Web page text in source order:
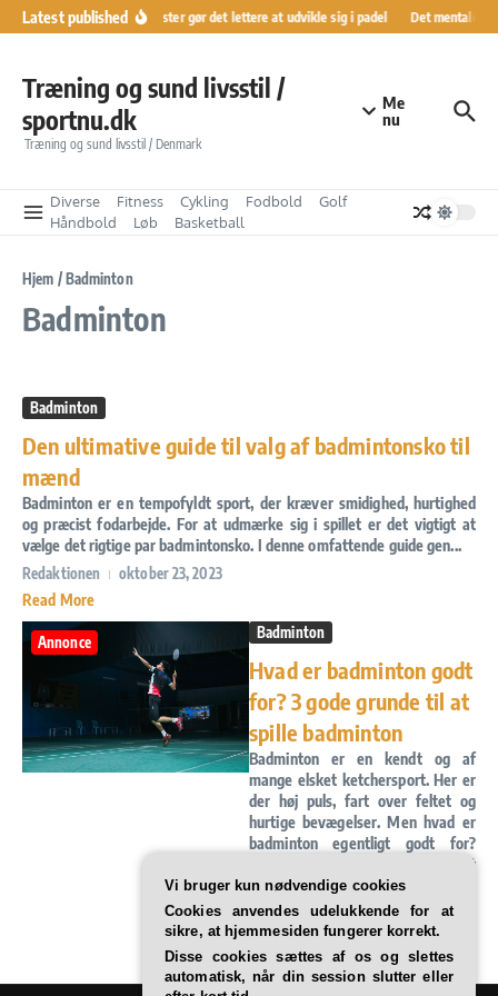
Fortsæt til indhold
Latest published Ranglister gør det lettere at udvikle sig i padel Det mentale
Træning og sund livsstil /
sportnu.dk
Træning og sund livsstil / Denmark
Me
nu
Diverse Fitness Cykling Fodbold
Golf
Håndbold
Løb Basketball
Hjem / Badminton
Badminton
Badminton
Den ultimative guide til valg af badmintonsko til
mænd
Badminton er en tempofyldt sport, der kræver smidighed, hurtighed
og præcist fodarbejde. For at udmærke sig i spillet er det vigtigt at
vælge det rigtige par badmintonsko. I denne omfattende guide gen...
Redaktionen oktober 23, 2023
Read More
Annonce
Badminton
Hvad er badminton godt
for? 3 gode grunde til at
spille badminton
Badminton er en kendt og af
mange elsket ketchersport. Her er
der høj puls, fart over feltet og
hurtige bevægelser. Men hvad er
badminton egentligt godt for?
Hvilke gode grunde er der til at
tage denn...
Redaktionen august 24, 2020
Read More
Vi bruger kun nødvendige cookies
Cookies anvendes udelukkende for at
sikre, at hjemmesiden fungerer korrekt.
Disse cookies sættes af os og slettes
automatisk, når din session slutter eller